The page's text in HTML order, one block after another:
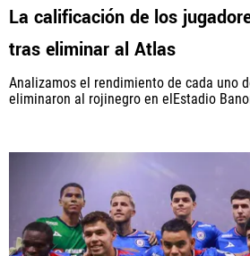
La calificación de los
tras eliminar al Atlas
Analizamos el rendimiento de cada uno
eliminaron al rojinegro en elEstadio